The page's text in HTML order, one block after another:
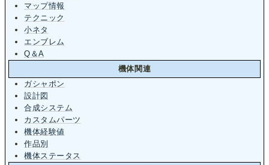
マップ情報
テクニック
小ネタ
エンブレム
Q＆A
機体関連
ガシャポン
設計図
合成システム
カスタムパーツ
機体経験値
作品別
機体ステータス